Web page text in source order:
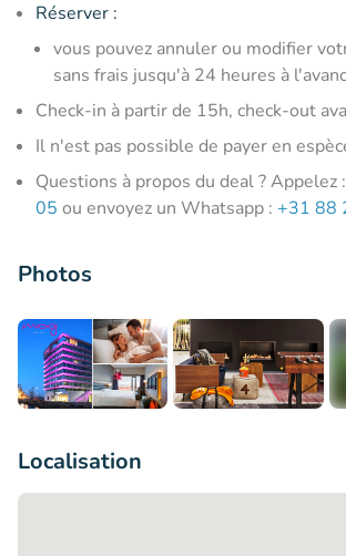
Réserver :
vous pouvez annuler ou modifier
sans frais jusqu'à 24 heures à
Check-in à partir de 15h, check-out
Il n'est pas possible de payer en
Questions à propos du deal ? Appelez :
05 ou envoyez un Whatsapp : +31 88
Photos
Localisation